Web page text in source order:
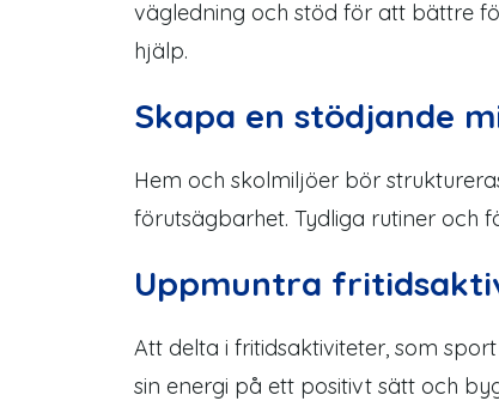
vägledning och stöd för att bättre
hjälp.
Skapa en stödjande
Hem och skolmiljöer bör
förutsägbarhet. Tydliga rutiner och
Uppmuntra
Att delta i fritidsaktiviteter, som
sin energi på ett positivt sätt och